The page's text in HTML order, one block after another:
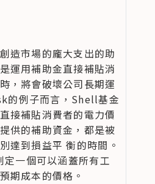
造市場的龐大支出的助
運用補助金直接補貼消
，將會破壞公司長期運
的例子而言，Shell基金
接補貼消費者的電力價
供的補助資金，都是被
達到損益平 衡的時間。
一個可以涵蓋所有工
期成本的價格。